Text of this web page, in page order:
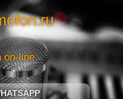
on-line